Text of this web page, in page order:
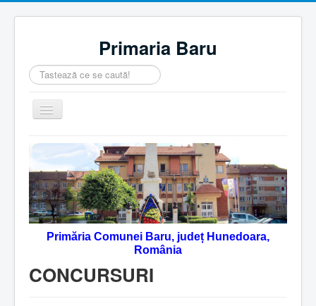
Primaria Baru
Căutare
...
Comută
navigarea
Home
Despre noi
Noutăţi
Contact
Servicii Online
Primăria Comunei Baru, județ Hunedoara,
România
CONCURSURI